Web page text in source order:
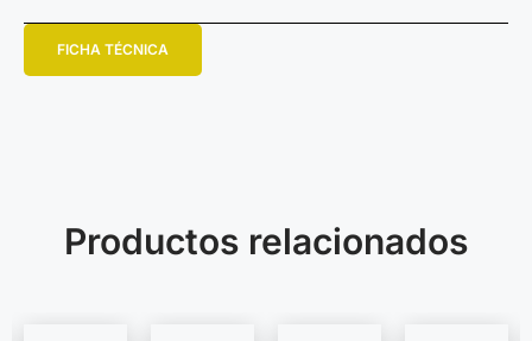
FICHA TÉCNICA
Productos relacionados